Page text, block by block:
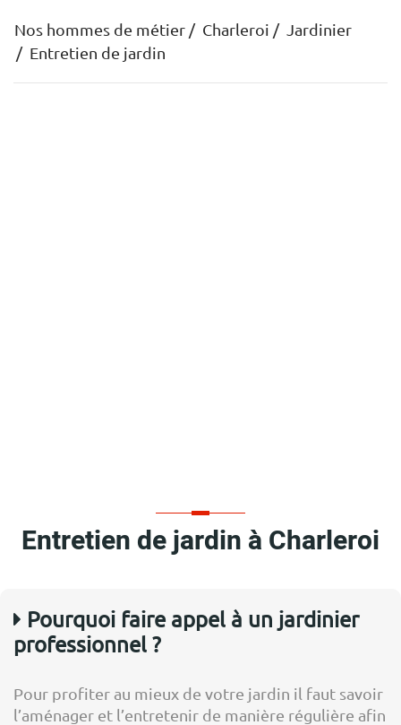
Nos hommes de métier Charleroi
Jardinier
Entretien de jardin
Entretien de jardin à Charleroi
Pourquoi faire appel à un jardinier
professionnel ?
Pour profiter au mieux de votre jardin il faut savoir
l’aménager et l’entretenir de manière régulière afin